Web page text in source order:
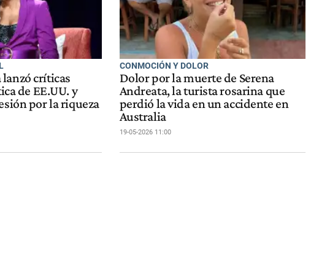
críticas
de EE.UU. y
por la riqueza
CONMOCIÓN Y DOLOR
Dolor por la muerte de Serena
Andreata, la turista rosarina que
perdió la vida en un accidente en
Australia
19-05-2026 11:00